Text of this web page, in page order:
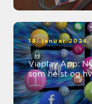
18. januar 2024
Viaplay App:
som helst og